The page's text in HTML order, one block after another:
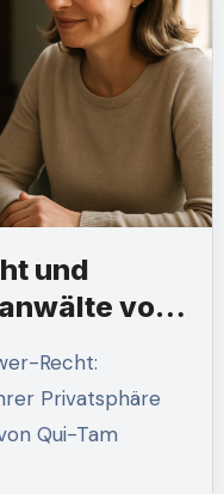
und
von
Privatsphäre
Qui-Tam